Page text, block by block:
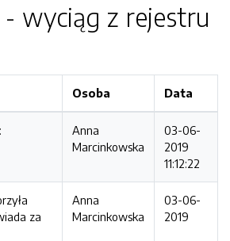
wyciąg z rejestru
Osoba Data
Anna
Marcinkowska
03-06-
2019
11:12:22
za
Anna
Marcinkowska
03-06-
2019